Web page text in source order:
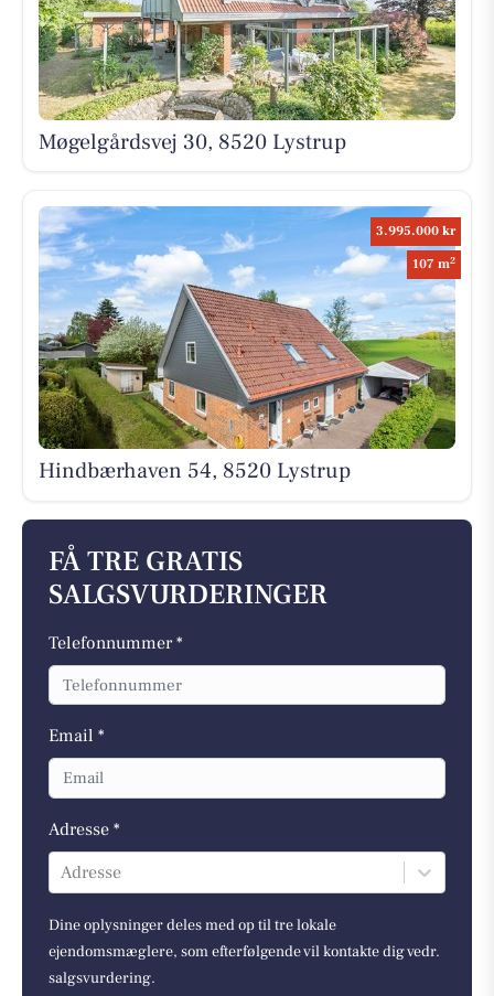
Møgelgårdsvej 30, 8520 Lystrup
3.995.000 kr
107 m2
Hindbærhaven 54, 8520 Lystrup
FÅ TRE GRATIS
SALGSVURDERINGER
Telefonnummer *
Email *
Adresse *
Adresse
Dine oplysninger deles med op til tre lokale
ejendomsmæglere, som efterfølgende vil kontakte dig vedr.
salgsvurdering.